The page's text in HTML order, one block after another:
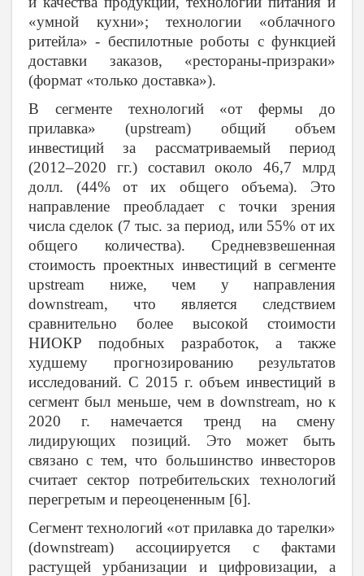
«умной кухни»; технологии «облачного
ритейла» - беспилотные роботы с функцией
доставки заказов, «рестораны-призраки»
(формат «только доставка»).
В сегменте технологий «от фермы до
прилавка» (upstream) общий объем
инвестиций за рассматриваемый период
(2012–2020 гг.) составил около 46,7 млрд
долл. (44% от их общего объема). Это
направление преобладает с точки зрения
числа сделок (7 тыс. за период, или 55% от их
общего количества). Средневзвешенная
стоимость проектных инвестиций в сегменте
upstream ниже, чем у направления
downstream, что является следствием
сравнительно более высокой стоимости
НИОКР подобных разработок, а также
худшему прогнозированию результатов
исследований. С 2015 г. объем инвестиций в
сегмент был меньше, чем в downstream, но к
2020 г. намечается тренд на смену
лидирующих позиций. Это может быть
связано с тем, что большинство инвесторов
считает сектор потребительских технологий
перегретым и переоцененным [6].
Сегмент технологий «от прилавка до тарелки»
(downstream) ассоциируется с фактами
растущей урбанизации и цифровизации, а